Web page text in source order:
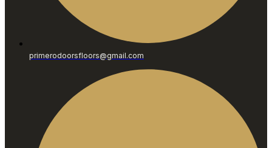
primerodoorsfloors@gmail.com